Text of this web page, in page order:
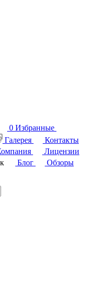
0 Избранные
Галерея
Контакты
Лицензии
Блог
Обзоры